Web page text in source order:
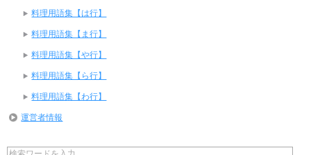
料理用語集【は行】
料理用語集【ま行】
料理用語集【や行】
料理用語集【ら行】
料理用語集【わ行】
運営者情報